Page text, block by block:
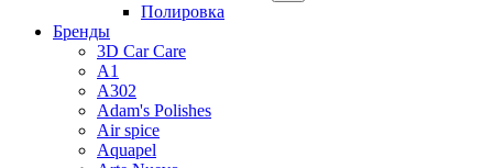
Полировка
Бренды
3D Car Care
A1
A302
Adam's Polishes
Air spice
Aquapel